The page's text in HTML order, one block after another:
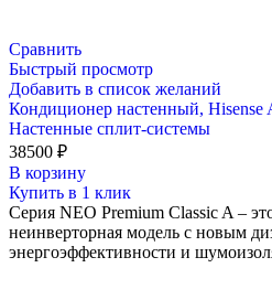
Сравнить
Быстрый просмотр
Добавить в список желаний
Кондиционер настенный,
Настенные сплит-системы
38500 ₽
В корзину
Купить в 1 клик
Серия NEO Premium Classic A –
неинверторная модель с новым
энергоэффективности и